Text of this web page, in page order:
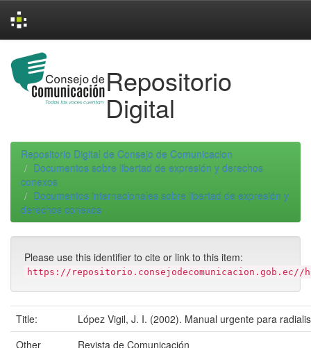
navigation
Repositorio
Digital
Repositorio Digital de Consejo de Comunicacion
Documentos sobre libertad de expresión y derechos
conexos
Documentos internacionales sobre libertad de expresión y
derechos conexos
Please use this identifier to cite or link to this item:
https://repositorio.consejodecomunicacion.gob.ec//
Title:
López Vigil, J. I. (2002). Manual urgente para
Other
Revista de Comunicación